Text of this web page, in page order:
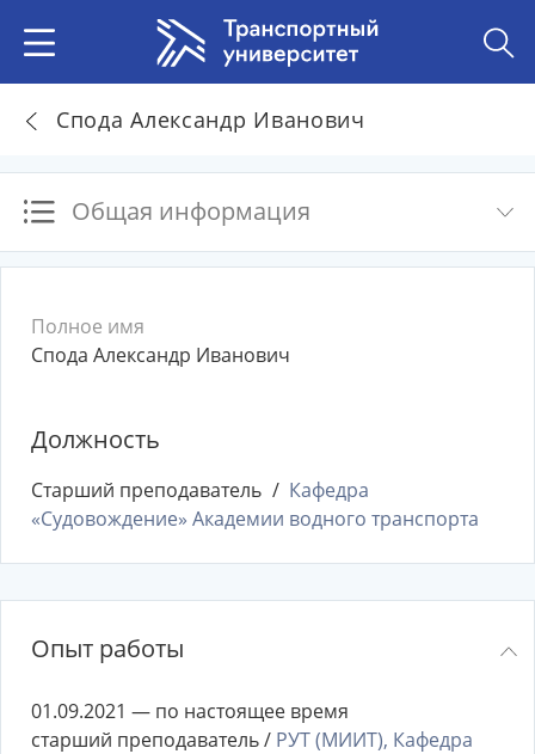
Спода Александр Иванович
Общая информация
Полное имя
Спода Александр Иванович
Должность
Старший преподаватель
Кафедра
«Судовождение» Академии водного транспорта
Опыт работы
01.09.2021 — по настоящее время
старший преподаватель / РУТ (МИИТ), Кафедра